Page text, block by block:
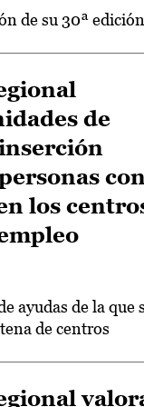
de su 30ª edición
de
con
los
ayudas de la que
de centros